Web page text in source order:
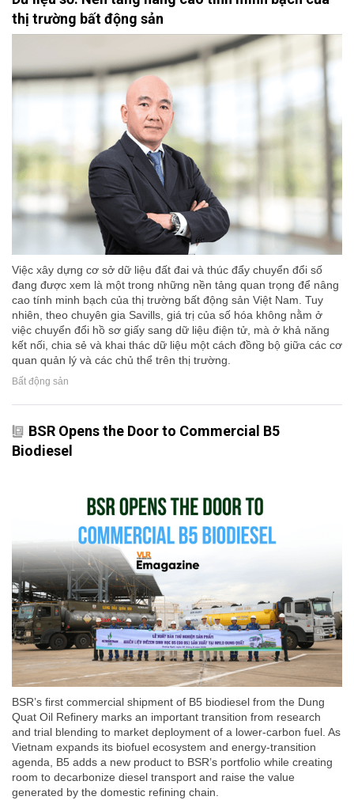
thị trường bất động sản
Việc xây dựng cơ sở dữ liệu đất đai và thúc đẩy chuyển đổi số
đang được xem là một trong những nền tảng quan trọng để nâng
cao tính minh bạch của thị trường bất động sản Việt Nam. Tuy
nhiên, theo chuyên gia Savills, giá trị của số hóa không nằm ở
việc chuyển đổi hồ sơ giấy sang dữ liệu điện tử, mà ở khả năng
kết nối, chia sẻ và khai thác dữ liệu một cách đồng bộ giữa các cơ
quan quản lý và các chủ thể trên thị trường.
Bất động sản
BSR Opens the Door to Commercial B5
Biodiesel
BSR’s first commercial shipment of B5 biodiesel from the Dung
Quat Oil Refinery marks an important transition from research
and trial blending to market deployment of a lower-carbon fuel. As
Vietnam expands its biofuel ecosystem and energy-transition
agenda, B5 adds a new product to BSR’s portfolio while creating
room to decarbonize diesel transport and raise the value
generated by the domestic refining chain.